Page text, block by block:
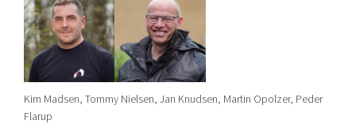
Kim Madsen, Tommy Nielsen, Jan Knudsen, Martin Opolzer, Peder
Flarup